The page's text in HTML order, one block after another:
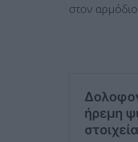
στον αρμόδιο